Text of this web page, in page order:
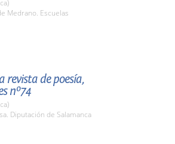
Medrano. Escuelas
revista de poesía,
nº74
Diputación de Salamanca